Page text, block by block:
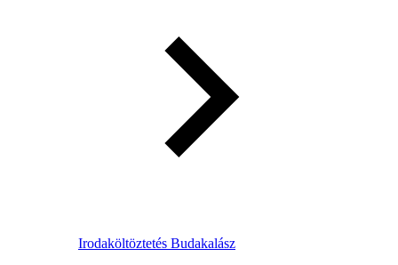
Irodaköltöztetés Budakalász